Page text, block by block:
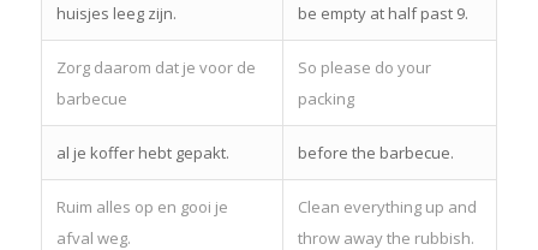
huisjes leeg zijn.
be empty at half past 9.
Zorg daarom dat je voor de
barbecue
So please do your
packing
al je koffer hebt gepakt. before the barbecue.
Ruim alles op en gooi je
afval weg.
Clean everything up and
throw away the rubbish.